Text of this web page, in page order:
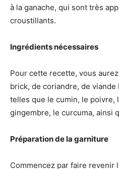
à la ganache, qui sont très
croustillants.
Ingrédients nécessaires
Pour cette recette, vous
brick, de coriandre, de viande
telles que le cumin, le poivre,
gingembre, le curcuma, ainsi
Préparation de la garniture
Commencez par faire revenir